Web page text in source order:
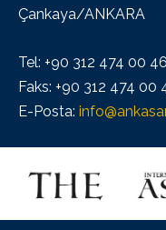
Çankaya/ANKARA
Tel: +90 312 474 00 46
Faks: +90 312 474 00
E-Posta: